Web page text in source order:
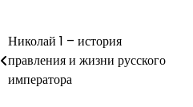
Навигация
по
Николай 1 – история
правления и жизни русского
императора